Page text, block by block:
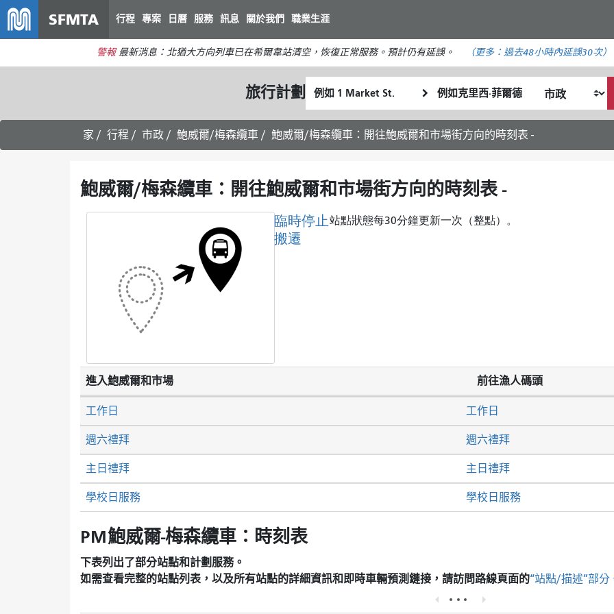
主
內
容
SFMTA 行程 專案 日曆 服務 訊息 關於我們 職業生涯
警報 最新消息：北猶大方向列車已在希爾韋站清空，恢復正常服務。預計仍有延誤。 （更多： 過去48小時內延誤30次）
旅行計劃
起
始
位
置
終
點
位
置
我
希
望
的
行
方
式
家 行程 市政 鮑威爾/梅森纜車 鮑威爾/梅森纜車：開往鮑威爾和市場街方向的時刻表 -
鮑威爾/梅森纜車：開往鮑威爾和市場街方向的時刻表 -
臨時停止
搬遷
站點狀態每30分鐘更新一次（整點）。
進入鮑威爾和市場 前往漁人碼頭
週六禮拜 週六禮拜
主日禮拜 主日禮拜
工作日 工作日
學校日服務 學校日服務
PM鮑威爾-梅森纜車：時刻表
下表列出了部分站點和計劃服務。
如需查看完整的站點列表，以及所有站點的詳細資訊和即時車輛預測鏈接，請訪問路線頁面的“站點/描述”部分